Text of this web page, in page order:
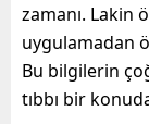
zamanı. Lakin
uygulamadan
Bu bilgilerin
tıbbı bir